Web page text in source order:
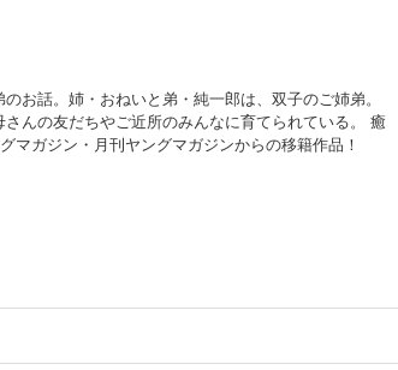
お話。姉・おねいと弟・純一郎は、双子のご姉弟。
んの友だちやご近所のみんなに育てられている。 癒
マガジン・月刊ヤングマガジンからの移籍作品！